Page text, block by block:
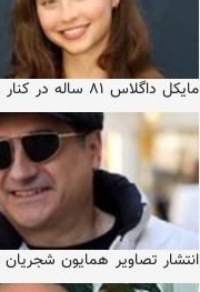
مایکل داگلاس ۸۱ ساله در کنار دختر ۲۳ ساله اش
انتشار تصاویر همایون